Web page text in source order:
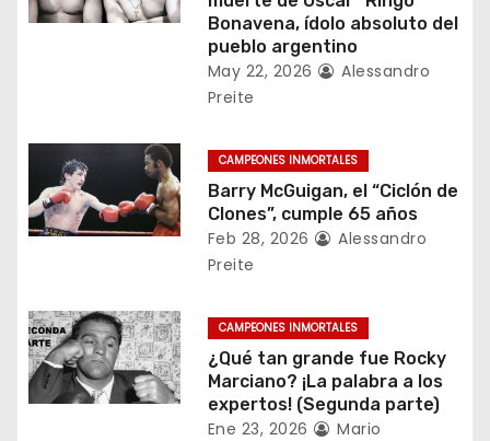
d
n
t
r
d
a
Bonavena, ídolo absoluto del
pueblo argentino
May 22, 2026
Alessandro
Preite
CAMPEONES INMORTALES
Barry McGuigan, el “Ciclón de
Clones”, cumple 65 años
Feb 28, 2026
Alessandro
Preite
CAMPEONES INMORTALES
¿Qué tan grande fue Rocky
Marciano? ¡La palabra a los
expertos! (Segunda parte)
Ene 23, 2026
Mario